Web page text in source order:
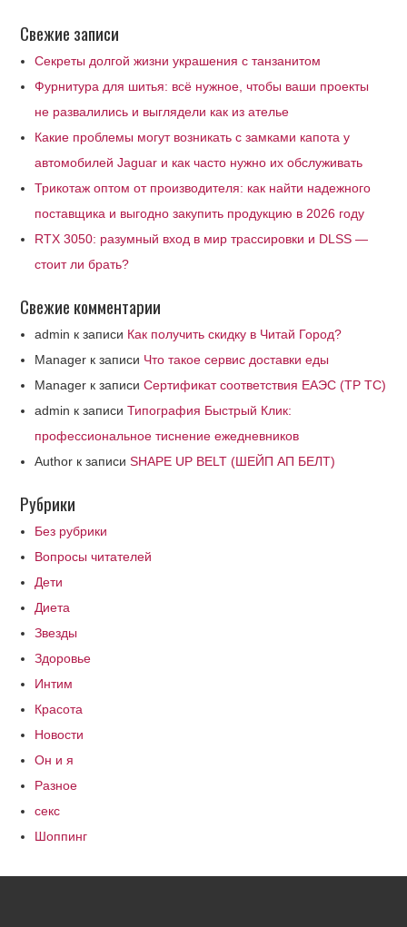
Свежие записи
Секреты долгой жизни украшения с танзанитом
Фурнитура для шитья: всё нужное, чтобы ваши проекты
не развалились и выглядели как из ателье
Какие проблемы могут возникать с замками капота у
автомобилей Jaguar и как часто нужно их обслуживать
Трикотаж оптом от производителя: как найти надежного
поставщика и выгодно закупить продукцию в 2026 году
RTX 3050: разумный вход в мир трассировки и DLSS —
стоит ли брать?
Свежие комментарии
admin к записи Как получить скидку в Читай Город?
Manager к записи Что такое сервис доставки еды
Manager к записиСертификат соответствия ЕАЭС (ТР ТС)
admin к записиТипография Быстрый Клик:
профессиональное тиснение ежедневников
Author к записиSHAPE UP BELT (ШЕЙП АП БЕЛТ)
Рубрики
Без рубрики
Вопросы читателей
Дети
Диета
Звезды
Здоровье
Интим
Красота
Новости
Он и я
Разное
секс
Шоппинг